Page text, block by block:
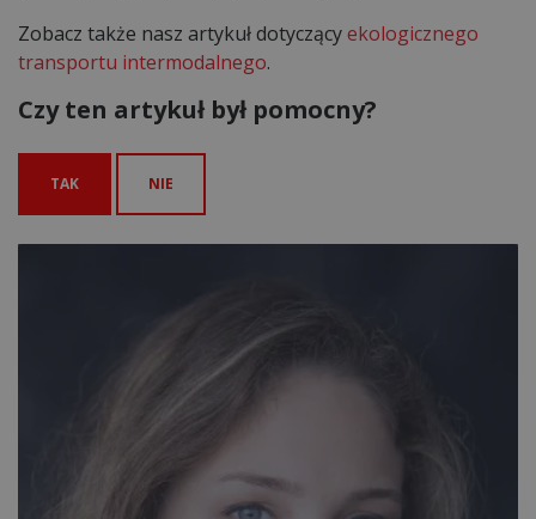
Zobacz także nasz artykuł dotyczącyekologicznego
transportu intermodalnego.
Czy ten artykuł był pomocny?
TAK NIE